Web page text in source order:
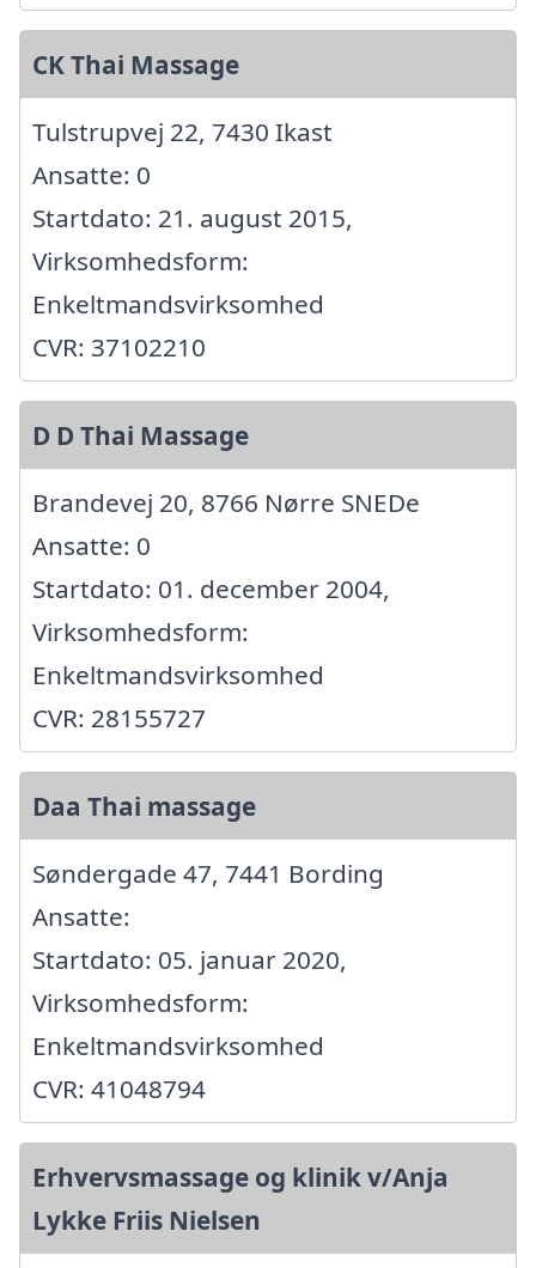
CK Thai Massage
Tulstrupvej 22, 7430 Ikast
Ansatte: 0
Startdato: 21. august 2015,
Virksomhedsform:
Enkeltmandsvirksomhed
CVR: 37102210
D D Thai Massage
Brandevej 20, 8766 Nørre SNEDe
Ansatte: 0
Startdato: 01. december 2004,
Virksomhedsform:
Enkeltmandsvirksomhed
CVR: 28155727
Daa Thai massage
Søndergade 47, 7441 Bording
Ansatte:
Startdato: 05. januar 2020,
Virksomhedsform:
Enkeltmandsvirksomhed
CVR: 41048794
Erhvervsmassage og klinik v/Anja
Lykke Friis Nielsen